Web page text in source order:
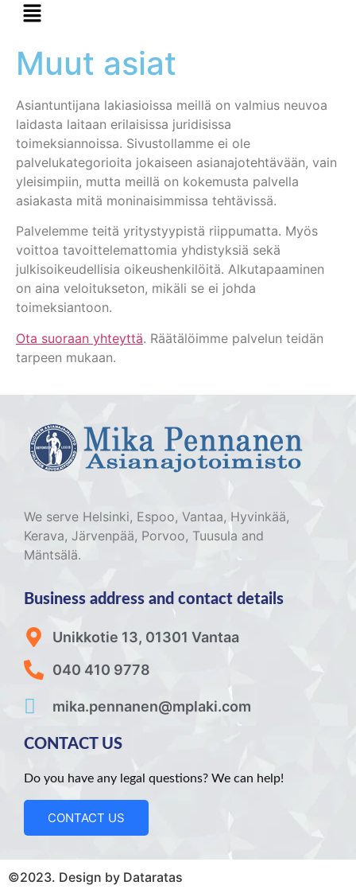
Muut asiat
Asiantuntijana lakiasioissa meillä on valmius neuvoa
laidasta laitaan erilaisissa juridisissa
toimeksiannoissa. Sivustollamme ei ole
palvelukategorioita jokaiseen asianajotehtävään, vain
yleisimpiin, mutta meillä on kokemusta palvella
asiakasta mitä moninaisimmissa tehtävissä.
Palvelemme teitä yritystyypistä riippumatta. Myös
voittoa tavoittelemattomia yhdistyksiä sekä
julkisoikeudellisia oikeushenkilöitä. Alkutapaaminen
on aina veloitukseton, mikäli se ei johda
toimeksiantoon.
Ota suoraan yhteyttä. Räätälöimme palvelun teidän
tarpeen mukaan.
We serve Helsinki, Espoo, Vantaa, Hyvinkää,
Kerava, Järvenpää, Porvoo, Tuusula and
Mäntsälä.
Business address and contact details
Unikkotie 13, 01301 Vantaa
040 410 9778
mika.pennanen@mplaki.com
CONTACT US
Do you have any legal questions? We can help!
CONTACT US
©2023. Design by Dataratas